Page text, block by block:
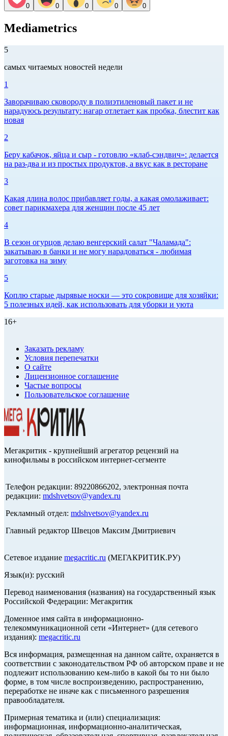
0 0 0 0 0
Mediametrics
5
самых читаемых новостей недели
1
Заворачиваю сковороду в полиэтиленовый пакет и не
нарадуюсь результату: нагар отлетает как пробка, блестит как
новая
2
Беру кабачок, яйца и сыр - готовлю «клаб-сэндвич»: делается
на раз-два и из простых продуктов, а вкус как в ресторане
3
Какая длина волос прибавляет годы, а какая омолаживает:
совет парикмахера для женщин после 45 лет
4
В сезон огурцов делаю венгерский салат "Чаламада":
закатываю в банки и не могу нарадоваться - любимая
заготовка на зиму
5
Коплю старые дырявые носки — это сокровище для хозяйки:
5 полезных идей, как использовать для уборки и уюта
16+
Заказать рекламу
Условия перепечатки
О сайте
Лицензионное соглашение
Частые вопросы
Пользовательское соглашение
Мегакритик - крупнейший агрегатор рецензий на
кинофильмы в российском интернет-сегменте
Телефон редакции: 89220866202, электронная почта
редакции: mdshvetsov@yandex.ru
Рекламный отдел: mdshvetsov@yandex.ru
Главный редактор Швецов Максим Дмитриевич
Сетевое издание megacritic.ru (МЕГАКРИТИК.РУ)
Язык(и): русский
Перевод наименования (названия) на государственный язык
Российской Федерации: Мегакритик
Доменное имя сайта в информационно-
телекоммуникационной сети «Интернет» (для сетевого
издания): megacritic.ru
Вся информация, размещенная на данном сайте, охраняется в
соответствии с законодательством РФ об авторском праве и не
подлежит использованию кем-либо в какой бы то ни было
форме, в том числе воспроизведению, распространению,
переработке не иначе как с письменного разрешения
правообладателя.
Примерная тематика и (или) специализация:
информационная, информационно-аналитическая,